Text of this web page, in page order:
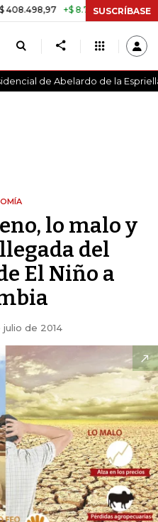
+$ 8.753,81 +2,19% TASA DE
SUSCRÍBASE
de Abelardo de la
lo malo y
del
El Niño a
de 2014